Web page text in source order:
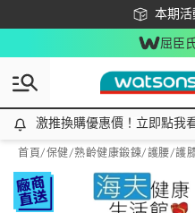
本期
下載
屈臣
激推換購優惠價！立即點我看
激推換購優惠價！立即點我
首頁/保健/熟齡健康鍛鍊/護腰/護